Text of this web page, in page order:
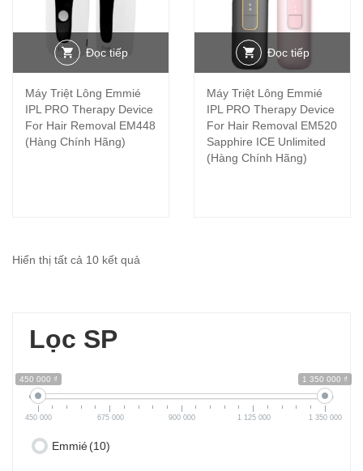
Đọc tiếp
Máy Triệt Lông Emmié
IPL PRO Therapy Device
For Hair Removal EM448
(Hàng Chính Hãng)
Đọc tiếp
Máy Triệt Lông Emmié
IPL PRO Therapy Device
For Hair Removal EM520
Sapphire ICE Unlimited
(Hàng Chính Hãng)
Hiển thị tất cả 10 kết quả
Lọc SP
450 000 ₫ 1 350 000 ₫
450 000 675 000 900 000 1 125 000 1 350 000
Emmié(10)